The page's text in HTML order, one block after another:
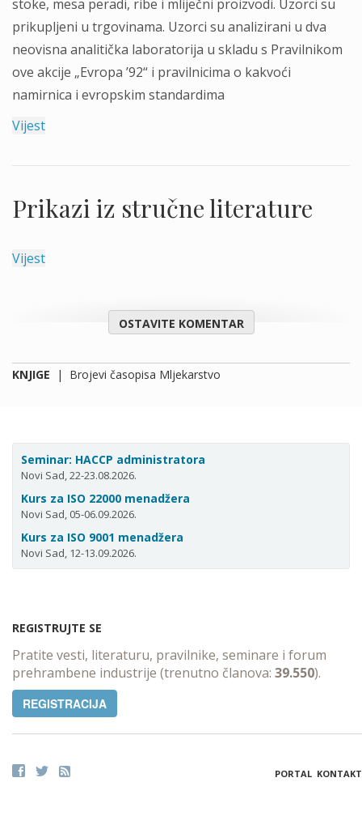
stoke, mesa peradi, ribe i mliječni proizvodi. Uzorci su
prikupljeni u trgovinama. Uzorci su analizirani u dva
neovisna analitička laboratorija u skladu s Pravilnikom
ove akcije „Evropa ’92“ i pravilnicima o kakvoći
namirnica i evropskim standardima
Vijest
Prikazi iz stručne literature
Vijest
OSTAVITE KOMENTAR
KNJIGE | Brojevi časopisa Mljekarstvo
Seminar: HACCP administratora
Novi Sad, 22-23.08.2026.
Kurs za ISO 22000 menadžera
Novi Sad, 05-06.09.2026.
Kurs za ISO 9001 menadžera
Novi Sad, 12-13.09.2026.
REGISTRUJTE SE
Pratite vesti, literaturu, pravilnike, seminare i forum
prehrambene industrije (trenutno članova: 39.550).
REGISTRACIJA
PORTAL KONTAKT